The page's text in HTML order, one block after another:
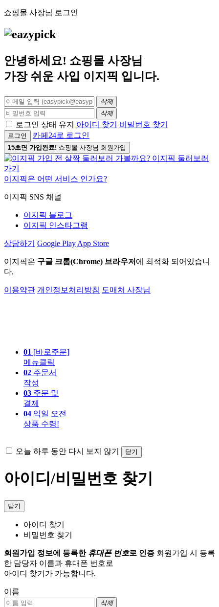
쇼핑몰 사장님 로그인
안녕하세요! 쇼핑몰 사장님
가장 쉬운 사입 이지픽 입니다.
삭제
삭제
로그인 상태 유지 아이디 찾기 비밀번호 찾기
로그인 카페24로 로그인
15초면 가입완료! 쇼핑몰 사장님 회원가입
이지픽은 어떤 서비스 인가요?
이지픽 SNS 채널
이지픽 블로그
이지픽 인스타그램
상담하기 Google Play App Store
이지픽은 구글 크롬(Chrome) 브라우저 에 최적화 되어있습니
다.
이용약관 개인정보처리방침 도매처 사장님
01 [바로주문]
메뉴클릭
02 주문서
작성
03 주문 및
결제
04 익일 오전
상품 수령!
오늘 하루 동안 다시 보지 않기 닫기
아이디/비밀번호 찾기
닫기
아이디 찾기
비밀번호 찾기
회원가입 정보에 등록한 휴대폰 번호로 인증 회원가입 시 등록
한 담당자 이름과 휴대폰 번호로
아이디 찾기가 가능합니다.
이름
삭제